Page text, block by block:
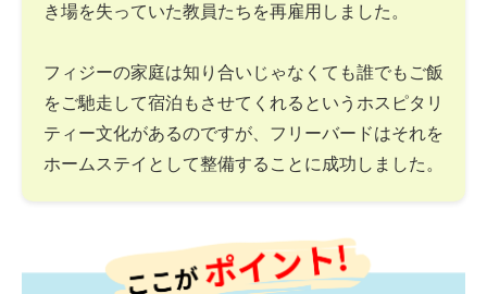
き場を失っていた教員たちを再雇用しました。
フィジーの家庭は知り合いじゃなくても誰でもご飯
をご馳走して宿泊もさせてくれるというホスピタリ
ティー文化があるのですが、フリーバードはそれを
ホームステイとして整備することに成功しました。